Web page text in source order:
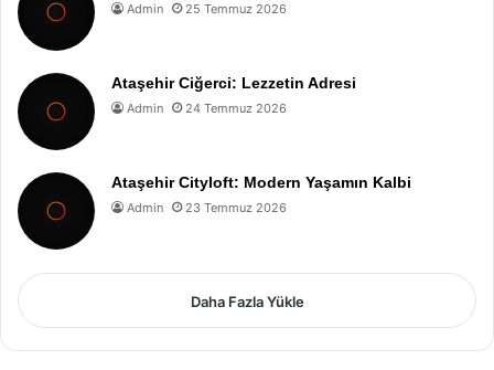
Admin 25 Temmuz 2026
Ataşehir Ciğerci: Lezzetin Adresi
Admin 24 Temmuz 2026
Ataşehir Cityloft: Modern Yaşamın Kalbi
Admin 23 Temmuz 2026
Daha Fazla Yükle